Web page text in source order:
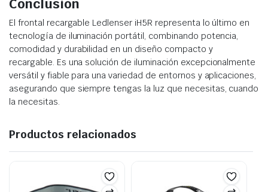
Conclusión
El frontal recargable Ledlenser iH5R representa lo último en
tecnología de iluminación portátil, combinando potencia,
comodidad y durabilidad en un diseño compacto y
recargable. Es una solución de iluminación excepcionalmente
versátil y fiable para una variedad de entornos y aplicaciones,
asegurando que siempre tengas la luz que necesitas, cuando
la necesitas.
Productos relacionados